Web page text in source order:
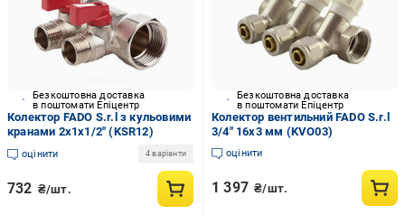
Безкоштовна доставка
в поштомати Епіцентр
Колектор FADO S.r.l з кульовими
кранами 2х1х1/2" (KSR12)
оцінити 4 варіанти
732 ₴/шт.
Безкоштовна доставка
в поштомати Епіцентр
Колектор вентильний FADO S.r.l
3/4" 16x3 мм (KVO03)
оцінити
1 397 ₴/шт.